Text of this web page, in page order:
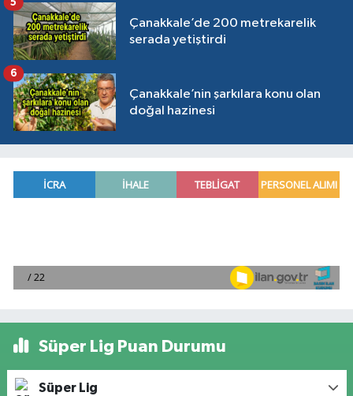
Çanakkale’de 200 metrekarelik
serada yetiştirdi
5
Çanakkale’nin şarkılara konu olan
doğal hazinesi
6
Süper Lig Puan Durumu
Süper Lig